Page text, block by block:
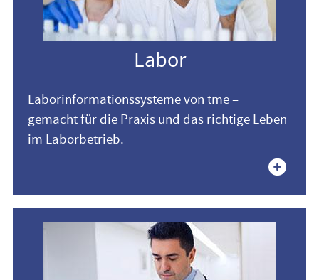
Labor
Laborinformationssysteme von tme –
gemacht für die Praxis und das richtige Leben
im Laborbetrieb.